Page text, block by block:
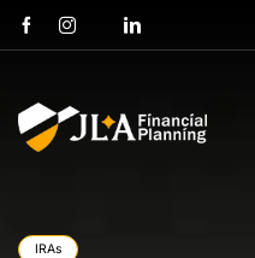
Skip
to
IRAs